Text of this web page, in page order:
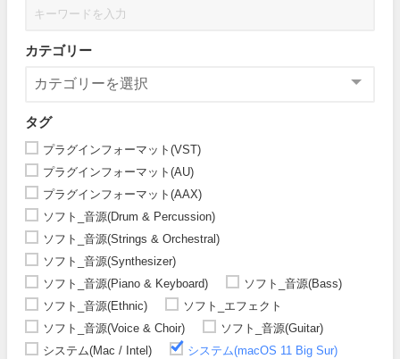
カテゴリー
タグ
プラグインフォーマット(VST)
プラグインフォーマット(AU)
プラグインフォーマット(AAX)
ソフト_音源(Drum & Percussion)
ソフト_音源(Strings & Orchestral)
ソフト_音源(Synthesizer)
ソフト_音源(Piano & Keyboard)
ソフト_音源(Bass)
ソフト_音源(Ethnic)
ソフト_エフェクト
ソフト_音源(Voice & Choir)
ソフト_音源(Guitar)
システム(Mac / Intel)
システム(macOS 11 Big Sur)